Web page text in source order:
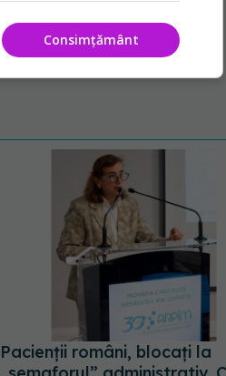
Pacienții români, blocați la
Consimțământ